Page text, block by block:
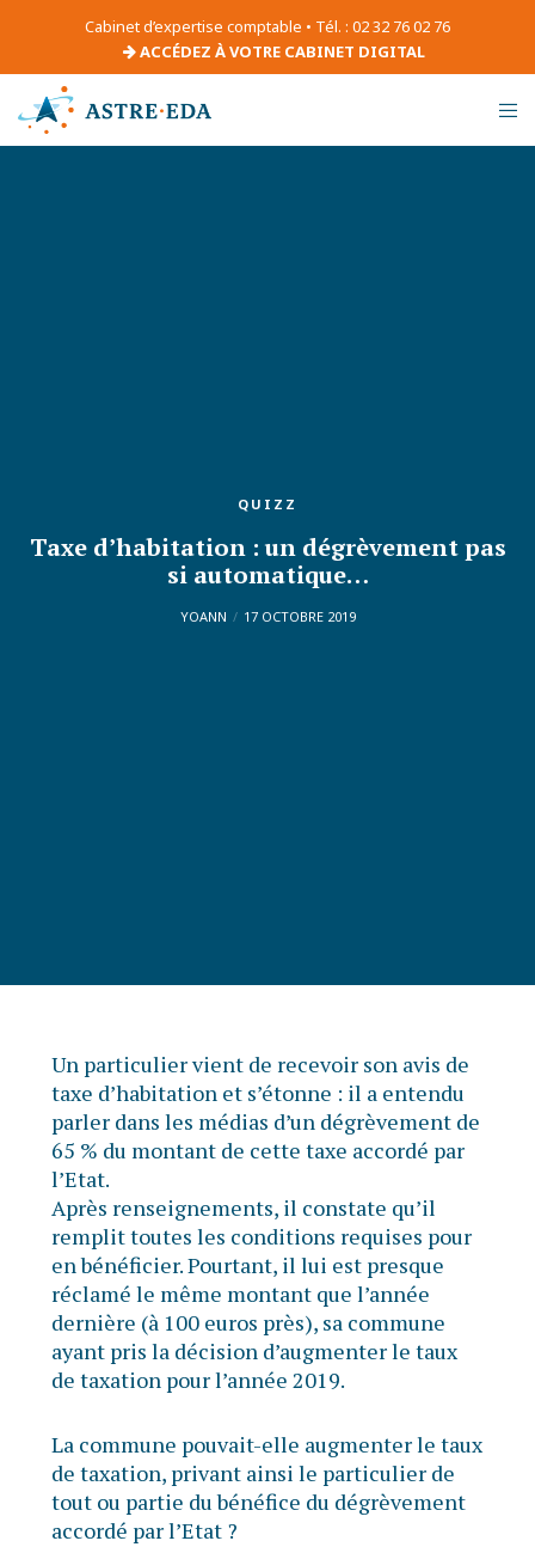
Cabinet d’expertise comptable • Tél. : 02 32 76 02 76
ACCÉDEZ À VOTRE CABINET DIGITAL
QUIZZ
Taxe d’habitation : un dégrèvement pas
si automatique…
YOANN 17 OCTOBRE 2019
Un particulier vient de recevoir son avis de
taxe d’habitation et s’étonne : il a entendu
parler dans les médias d’un dégrèvement de
65 % du montant de cette taxe accordé par
l’Etat.
Après renseignements, il constate qu’il
remplit toutes les conditions requises pour
en bénéficier. Pourtant, il lui est presque
réclamé le même montant que l’année
dernière (à 100 euros près), sa commune
ayant pris la décision d’augmenter le taux
de taxation pour l’année 2019.
La commune pouvait-elle augmenter le taux
de taxation, privant ainsi le particulier de
tout ou partie du bénéfice du dégrèvement
accordé par l’Etat ?